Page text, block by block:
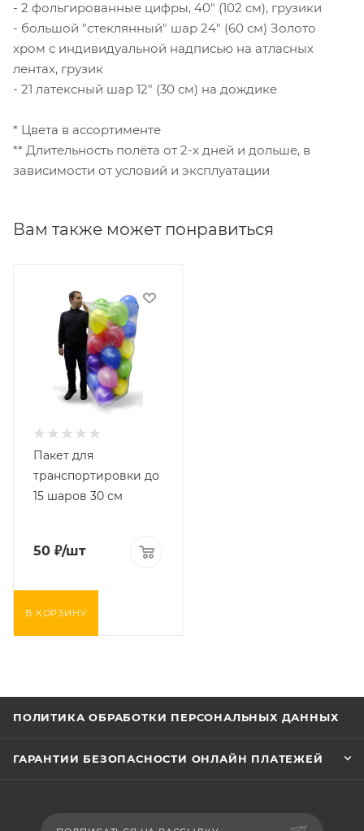
- 2 фольгированные цифры, 40" (102 см), грузики
- большой "стеклянный" шар 24" (60 см) Золото
хром с индивидуальной надписью на атласных
лентах, грузик
- 21 латексный шар 12" (30 см) на дождике
* Цвета в ассортименте
** Длительность полёта от 2-х дней и дольше, в
зависимости от условий и эксплуатации
Вам также может понравиться
Пакет для
транспортировки до
15 шаров 30 см
50 ₽/шт
В КОРЗИНУ
ПОЛИТИКА ОБРАБОТКИ ПЕРСОНАЛЬНЫХ ДАННЫХ
ГАРАНТИИ БЕЗОПАСНОСТИ ОНЛАЙН ПЛАТЕЖЕЙ